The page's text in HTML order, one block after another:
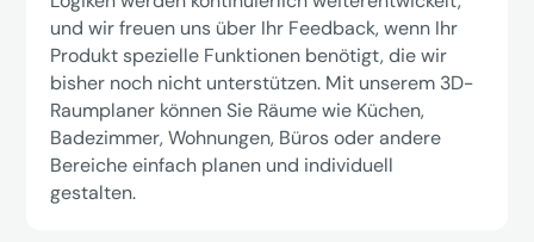
und wir freuen uns über Ihr Feedback, wenn Ihr
Produkt spezielle Funktionen benötigt, die wir
bisher noch nicht unterstützen. Mit unserem 3D-
Raumplaner können Sie Räume wie Küchen,
Badezimmer, Wohnungen, Büros oder andere
Bereiche einfach planen und individuell
gestalten.